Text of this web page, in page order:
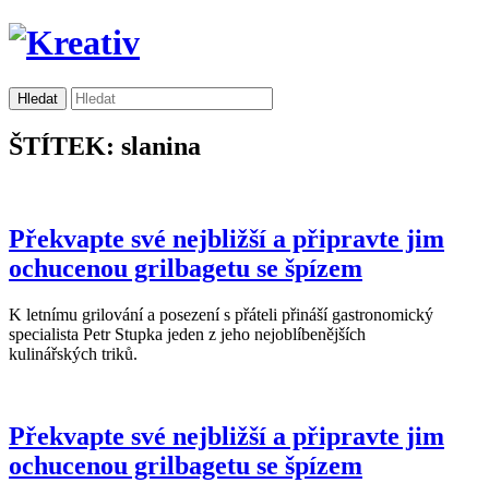
ŠTÍTEK: slanina
Překvapte své nejbližší a připravte jim
ochucenou grilbagetu se špízem
K letnímu grilování a posezení s přáteli přináší gastronomický
specialista Petr Stupka jeden z jeho nejoblíbenějších
kulinářských triků.
Překvapte své nejbližší a připravte jim
ochucenou grilbagetu se špízem